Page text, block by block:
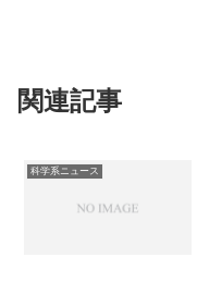
関連記事
科学系ニュース